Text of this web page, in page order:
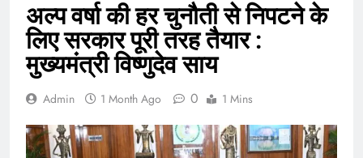
अल्प वर्षा की हर चुनौती से निपटने के
लिए सरकार पूरी तरह तैयार :
मुख्यमंत्री विष्णुदेव साय
Admin 1 Month Ago 0 1 Mins